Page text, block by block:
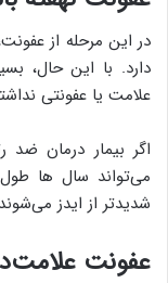
دارد. با این حال،
علامت یا عفونتی
می‌تواند سال ها طول
شدیدتر از ایدز
عفونت